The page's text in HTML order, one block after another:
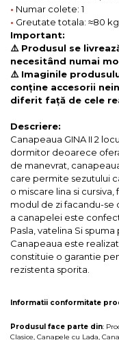
• Numar colete: 1
• Greutate totala: ≈80 kg
Important:
⚠️ Produsul se
necesitând numai
⚠️ Imaginile
conține accesorii
diferit față de cele
Descriere:
Canapeaua GINA II 2
dormitor deoarece
de manevrat,
care permite sezutului
o miscare lina si
modul de zi facandu-se
a canapelei este
Pasla, vatelina Si
Canapeaua este
constituie o garantie
rezistenta sporita.
Informatii conformitate
Produsul face parte din:
Clasice, Canapele cu Lada,